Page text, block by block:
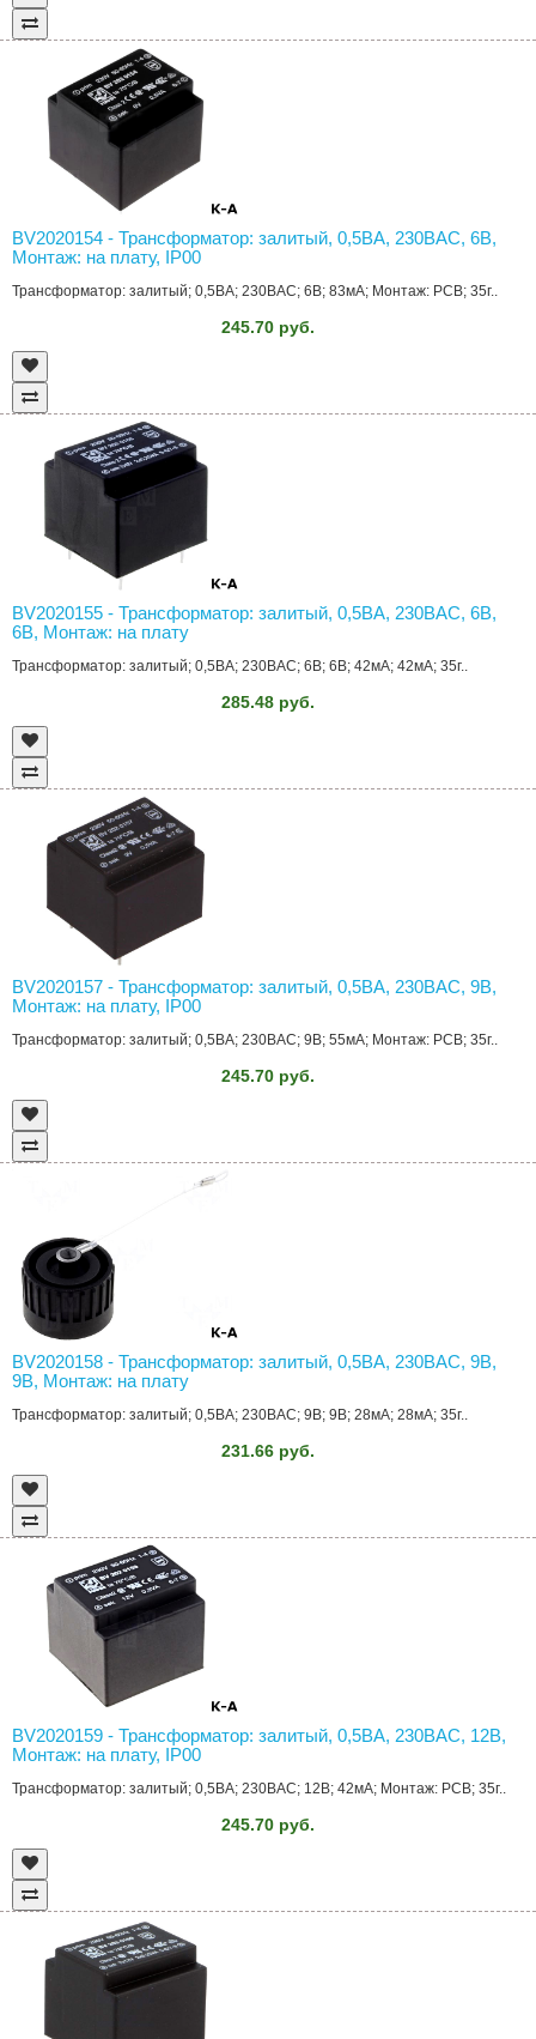
BV2020154 - Трансформатор: залитый, 0,5ВА, 230ВAC, 6В,
Монтаж: на плату, IP00
Трансформатор: залитый; 0,5ВА; 230ВAC; 6В; 83мА; Монтаж: PCB; 35г..
245.70 руб.
BV2020155 - Трансформатор: залитый, 0,5ВА, 230ВAC, 6В,
6В, Монтаж: на плату
Трансформатор: залитый; 0,5ВА; 230ВAC; 6В; 6В; 42мА; 42мА; 35г..
285.48 руб.
BV2020157 - Трансформатор: залитый, 0,5ВА, 230ВAC, 9В,
Монтаж: на плату, IP00
Трансформатор: залитый; 0,5ВА; 230ВAC; 9В; 55мА; Монтаж: PCB; 35г..
245.70 руб.
BV2020158 - Трансформатор: залитый, 0,5ВА, 230ВAC, 9В,
9В, Монтаж: на плату
Трансформатор: залитый; 0,5ВА; 230ВAC; 9В; 9В; 28мА; 28мА; 35г..
231.66 руб.
BV2020159 - Трансформатор: залитый, 0,5ВА, 230ВAC, 12В,
Монтаж: на плату, IP00
Трансформатор: залитый; 0,5ВА; 230ВAC; 12В; 42мА; Монтаж: PCB; 35г..
245.70 руб.